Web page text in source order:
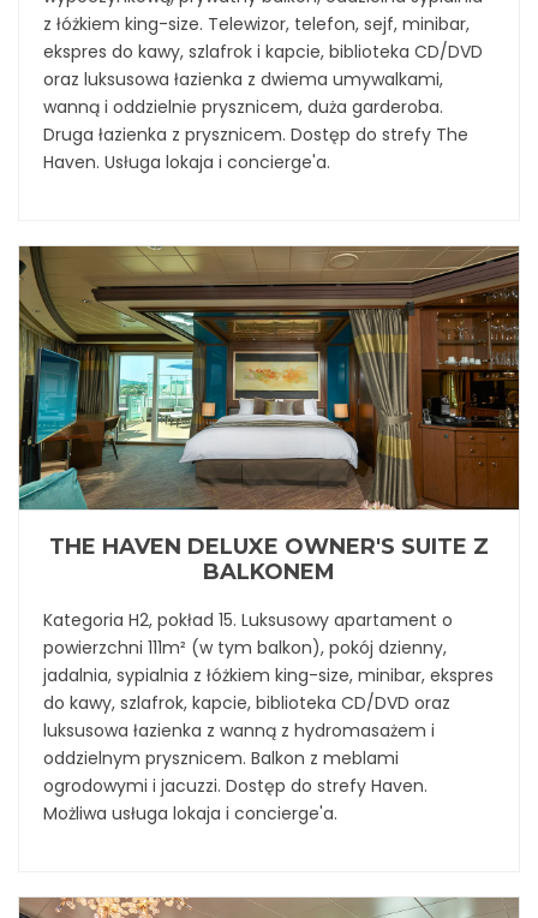
z łóżkiem king-size. Telewizor, telefon, sejf, minibar,
ekspres do kawy, szlafrok i kapcie, biblioteka CD/DVD
oraz luksusowa łazienka z dwiema umywalkami,
wanną i oddzielnie prysznicem, duża garderoba.
Druga łazienka z prysznicem. Dostęp do strefy The
Haven. Usługa lokaja i concierge'a.
THE HAVEN DELUXE OWNER'S SUITE Z
BALKONEM
Kategoria H2, pokład 15. Luksusowy apartament o
powierzchni 111m² (w tym balkon), pokój dzienny,
jadalnia, sypialnia z łóżkiem king-size, minibar, ekspres
do kawy, szlafrok, kapcie, biblioteka CD/DVD oraz
luksusowa łazienka z wanną z hydromasażem i
oddzielnym prysznicem. Balkon z meblami
ogrodowymi i jacuzzi. Dostęp do strefy Haven.
Możliwa usługa lokaja i concierge'a.